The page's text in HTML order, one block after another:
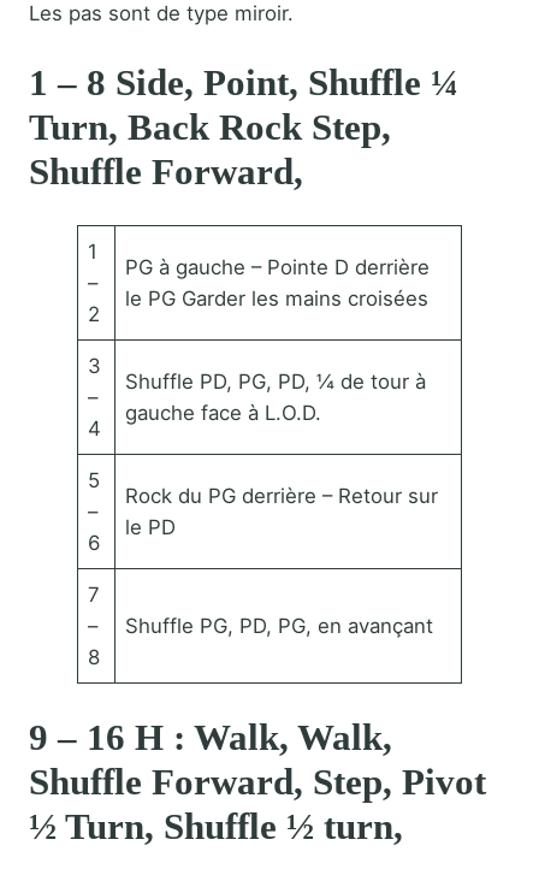
Les pas sont de type miroir.
1 – 8 Side, Point, Shuffle ¼
Turn, Back Rock Step,
Shuffle Forward,
1
–
2
PG à gauche – Pointe D derrière
le PG Garder les mains croisées
3
–
4
Shuffle PD, PG, PD, ¼ de tour à
gauche face à L.O.D.
5
–
6
Rock du PG derrière – Retour sur
le PD
7
–
8
Shuffle PG, PD, PG, en avançant
9 – 16 H : Walk, Walk,
Shuffle Forward, Step, Pivot
½ Turn, Shuffle ½ turn,